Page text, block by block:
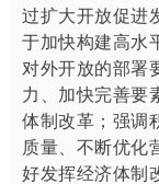
过扩大开放促进
于加快构建高水
对外开放的部署
力、加快完善要
体制改革；强调
质量、不断优化
好发挥经济体制